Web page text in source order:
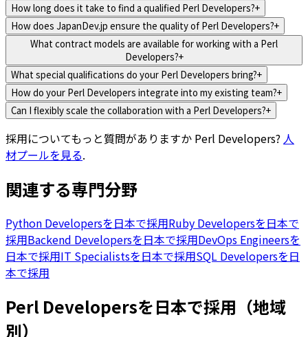
How long does it take to find a qualified Perl Developers?+
How does JapanDev.jp ensure the quality of Perl Developers?+
What contract models are available for working with a Perl
Developers?+
What special qualifications do your Perl Developers bring?+
How do your Perl Developers integrate into my existing team?+
Can I flexibly scale the collaboration with a Perl Developers?+
採用についてもっと質問がありますか Perl Developers? 人
材プールを見る.
関連する専門分野
Python Developersを日本で採用Ruby Developersを日本で
採用Backend Developersを日本で採用DevOps Engineersを
日本で採用IT Specialistsを日本で採用SQL Developersを日
本で採用
Perl Developersを日本で採用（地域
別）